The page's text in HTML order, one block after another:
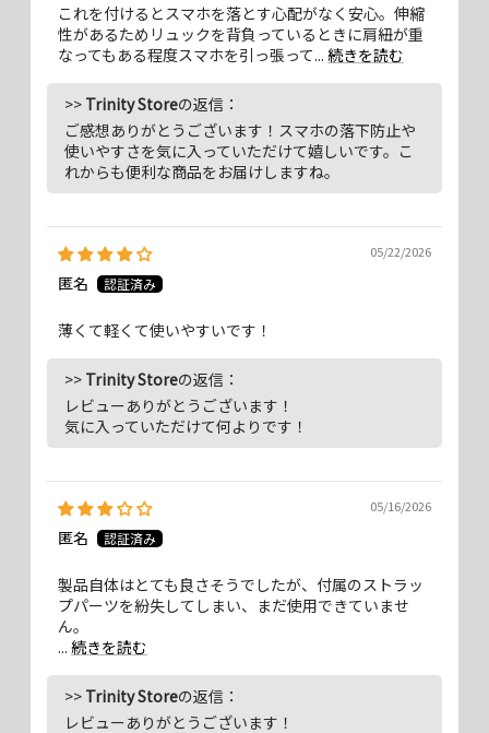
最大の特長はオリジナルの1秒で長さ調整ができる「クイックアジャス
に長さ調整でき、撮影シーンも逃しません。
これを付けるとスマホを落とす心配がなく安心。伸縮
性があるためリュックを背負っているときに肩紐が重
なってもある程度スマホを引っ張って... 続きを読む
>> Trinity Storeの返信：
ご感想ありがとうございます！スマホの落下防止や
使いやすさを気に入っていただけて嬉しいです。こ
れからも便利な商品をお届けしますね。
05/22/2026
匿名
薄くて軽くて使いやすいです！
>> Trinity Storeの返信：
レビューありがとうございます！
気に入っていただけて何よりです！
05/16/2026
匿名
製品自体はとても良さそうでしたが、付属のストラッ
プパーツを紛失してしまい、まだ使用できていませ
ん。
... 続きを読む
>> Trinity Storeの返信：
レビューありがとうございます！